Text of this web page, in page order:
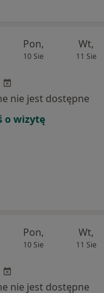
Pon,
10 Sie
Wt,
11 Sie
nie jest dostępne
o wizytę
Pon,
10 Sie
Wt,
11 Sie
nie jest dostępne